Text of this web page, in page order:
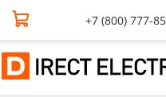
+7 (800) 777-